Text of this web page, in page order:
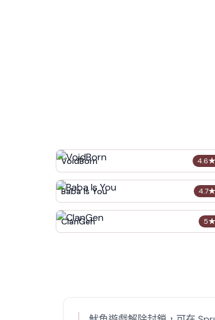
4.6★
VoidBorn
4.7★
Baba Is You
5★
ClanGen